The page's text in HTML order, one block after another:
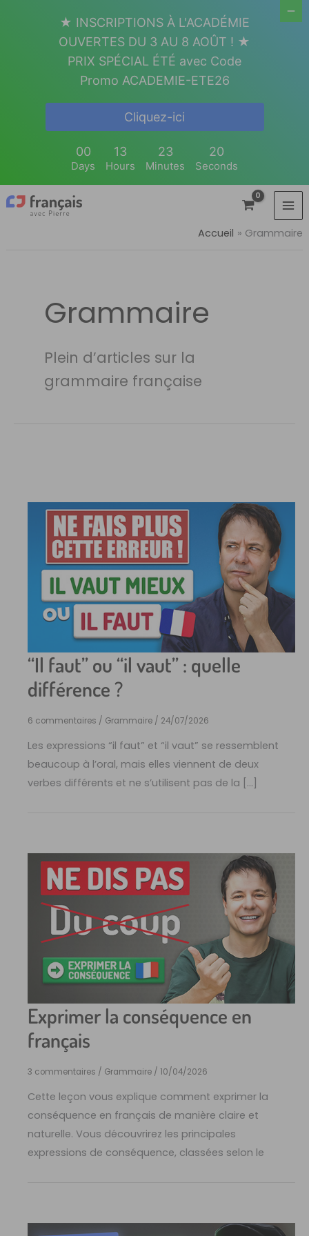
Accueil Grammaire
Grammaire
Plein d’articles sur la
grammaire française
“Il faut” ou “il vaut” : quelle
différence ?
6 commentaires / Grammaire / 24/07/2026
Les expressions “il faut” et “il vaut” se ressemblent
beaucoup à l’oral, mais elles viennent de deux
verbes différents et ne s’utilisent pas de la […]
Exprimer la conséquence en
français
3 commentaires / Grammaire / 10/04/2026
Cette leçon vous explique comment exprimer la
conséquence en français de manière claire et
naturelle. Vous découvrirez les principales
expressions de conséquence, classées selon le
★ INSCRIPTIONS À L'ACADÉMIE
OUVERTES DU 3 AU 8 AOÛT ! ★
PRIX SPÉCIAL ÉTÉ avec Code
Promo ACADEMIE-ETE26
Cliquez-ici
00
Days
13
Hours
23
Minutes
19
Seconds